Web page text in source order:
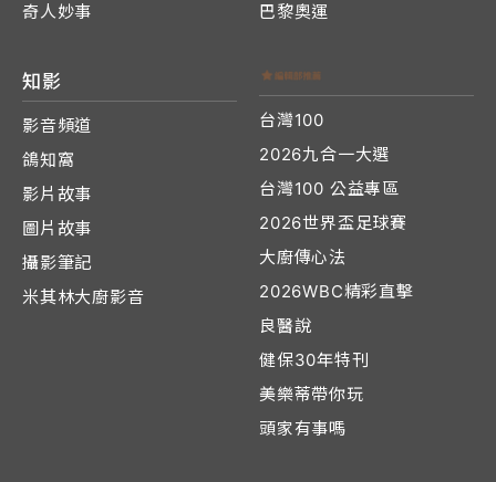
奇人妙事
巴黎奧運
知影
影音頻道
鴿知窩
影片故事
圖片故事
攝影筆記
米其林大廚影音
台灣100
2026九合一大選
台灣100 公益專區
2026世界盃足球賽
大廚傳心法
2026WBC精彩直擊
良醫說
健保30年特刊
美樂蒂帶你玩
頭家有事嗎